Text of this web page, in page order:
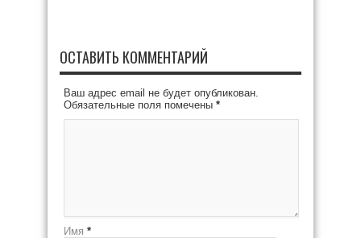
ОСТАВИТЬ КОММЕНТАРИЙ
Ваш адрес email не будет опубликован.
Обязательные поля помечены *
Имя *